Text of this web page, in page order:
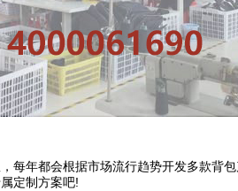
每年都会根据市场流行趋势开发多款背
定制方案吧!